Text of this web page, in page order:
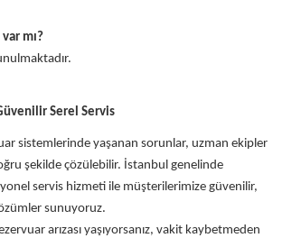
mı?
Serel Servis
sistemlerinde yaşanan sorunlar, uzman ekipler
şekilde çözülebilir. İstanbul genelinde
servis hizmeti ile müşterilerimize güvenilir,
sunuyoruz.
arızası yaşıyorsanız, vakit kaybetmeden